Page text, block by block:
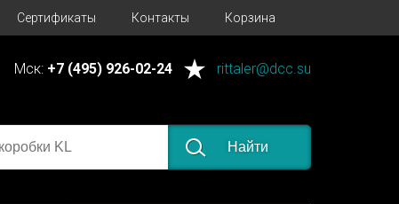
Сертификаты Контакты Корзина
Мск: +7 (495) 926-02-24 rittaler@dcc.su
Найти